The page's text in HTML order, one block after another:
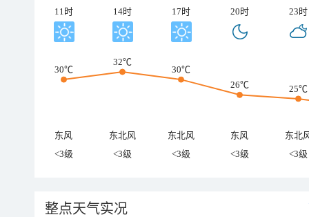
11时 14时 17时 20时 23时
30℃
32℃
30℃
26℃
25℃
东风 东北风 东北风 东风
东北
<3级
<3级 <3级 <3级 <3级
整点天气实况